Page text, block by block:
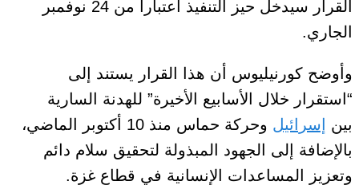
القرار سيدخل حيز التنفيذ اعتبارا من 24 نوفمبر
الجاري.
وأوضح كورنيليوس أن هذا القرار يستند إلى
“استقرار خلال الأسابيع الأخيرة” للهدنة السارية
بين
إسرائيل
وحركة حماس منذ 10 أكتوبر الماضي،
بالإضافة إلى الجهود المبذولة لتحقيق سلام دائم
وتعزيز المساعدات الإنسانية في قطاع غزة.